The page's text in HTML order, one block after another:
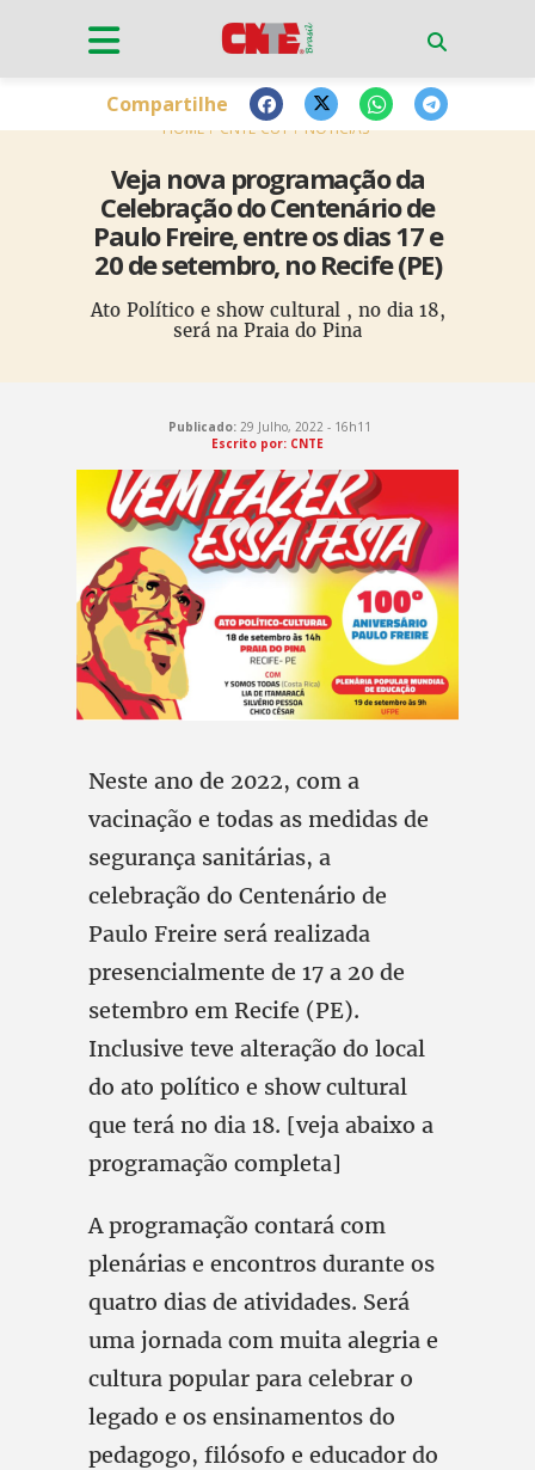
HOME CNTE-CUT NOTÍCIAS
Veja nova programação da
Celebração do Centenário de
Paulo Freire, entre os dias 17 e
20 de setembro, no Recife (PE)
Ato Político e show cultural , no dia 18,
será na Praia do Pina
Compartilhe
Publicado:29 Julho, 2022 - 16h11
Escrito por: CNTE
Neste ano de 2022, com a
vacinação e todas as medidas de
segurança sanitárias, a
celebração do Centenário de
Paulo Freire será realizada
presencialmente de 17 a 20 de
setembro em Recife (PE).
Inclusive teve alteração do local
do ato político e show cultural
que terá no dia 18. [veja abaixo a
programação completa]
A programação contará com
plenárias e encontros durante os
quatro dias de atividades. Será
uma jornada com muita alegria e
cultura popular para celebrar o
legado e os ensinamentos do
pedagogo, filósofo e educador do